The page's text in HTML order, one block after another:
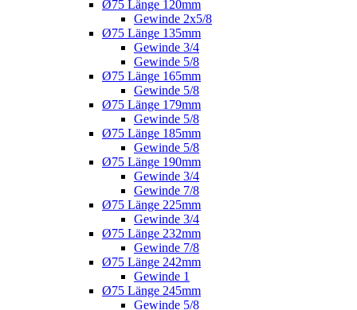
Ø75 Länge 120mm
Gewinde 2x5/8
Ø75 Länge 135mm
Gewinde 3/4
Gewinde 5/8
Ø75 Länge 165mm
Gewinde 5/8
Ø75 Länge 179mm
Gewinde 5/8
Ø75 Länge 185mm
Gewinde 5/8
Ø75 Länge 190mm
Gewinde 3/4
Gewinde 7/8
Ø75 Länge 225mm
Gewinde 3/4
Ø75 Länge 232mm
Gewinde 7/8
Ø75 Länge 242mm
Gewinde 1
Ø75 Länge 245mm
Gewinde 5/8